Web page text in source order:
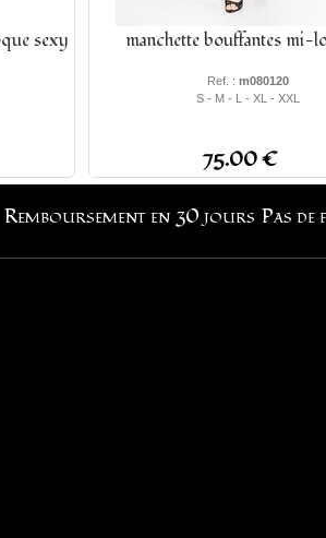
sexy manchette bouffantes mi-
Ref. : m080120
S - M - L - XL - XXL
75.00 €
Remboursement en 30 jours Pas